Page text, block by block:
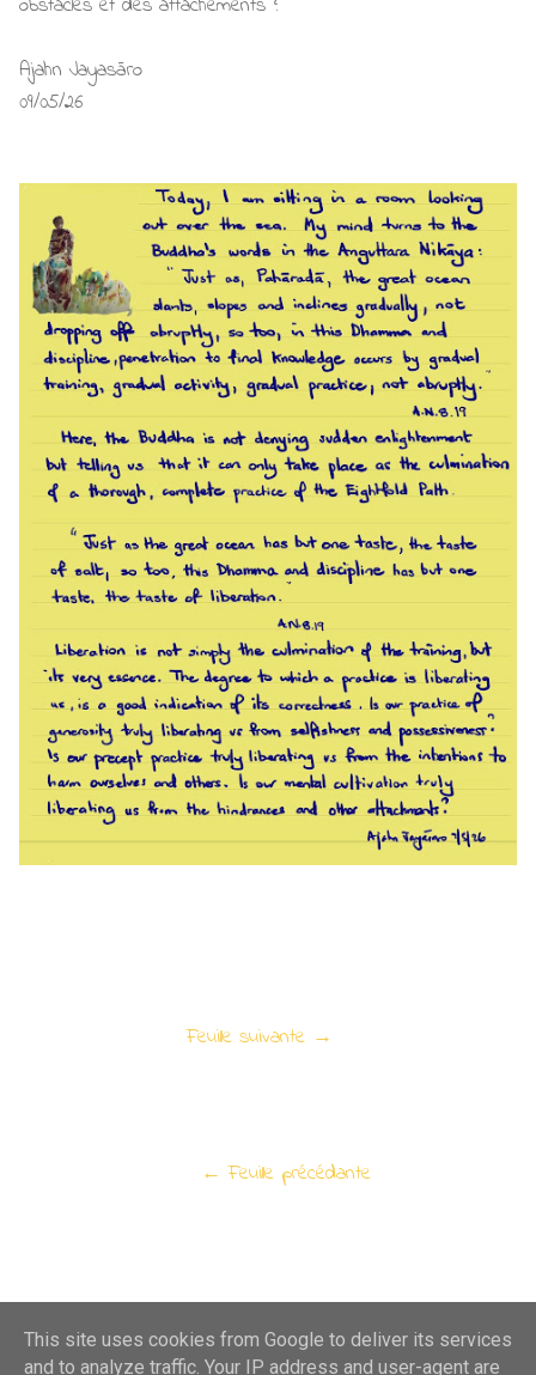
Ajahn Jayasāro
09/05/26
Feuille suivante →
← Feuille précédante
This site uses cookies from Google to deliver its services
and to analyze traffic. Your IP address and user-agent are